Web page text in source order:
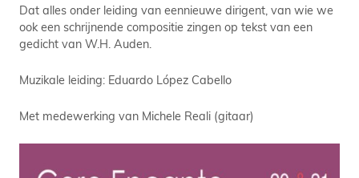
Dat alles onder leiding van eennieuwe dirigent, van wie we
ook een schrijnende compositie zingen op tekst van een
gedicht van W.H. Auden.
Muzikale leiding: Eduardo López Cabello
Met medewerking van Michele Reali (gitaar)